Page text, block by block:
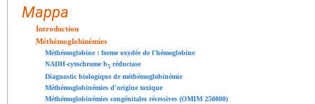
Mappa
Introduction
Méthémoglobinémies
Méthémoglobine : forme oxydée de l'hémoglobine
NADH-cytochrome b5 réductase
Diagnostic biologique de méthémoglobinémie
Méthémoglobinémies d'origine toxique
Méthémoglobinémies congénitales récessives (OMIM 250800)